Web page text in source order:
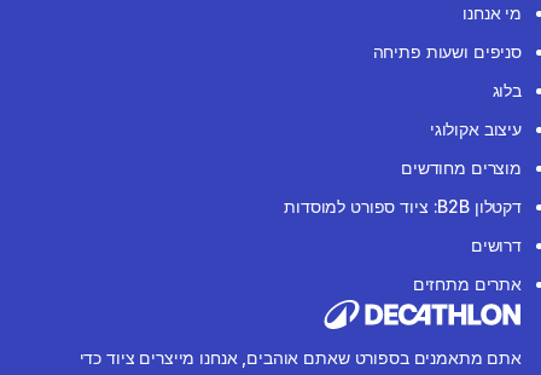
מי אנחנו
סניפים ושעות פתיחה
בלוג
עיצוב אקולוגי
מוצרים מחודשים
דקטלון B2B: ציוד ספורט למוסדות
דרושים
אתרים מתחזים
אתם מתאמנים בספורט שאתם אוהבים, אנחנו מייצרים ציוד כדי